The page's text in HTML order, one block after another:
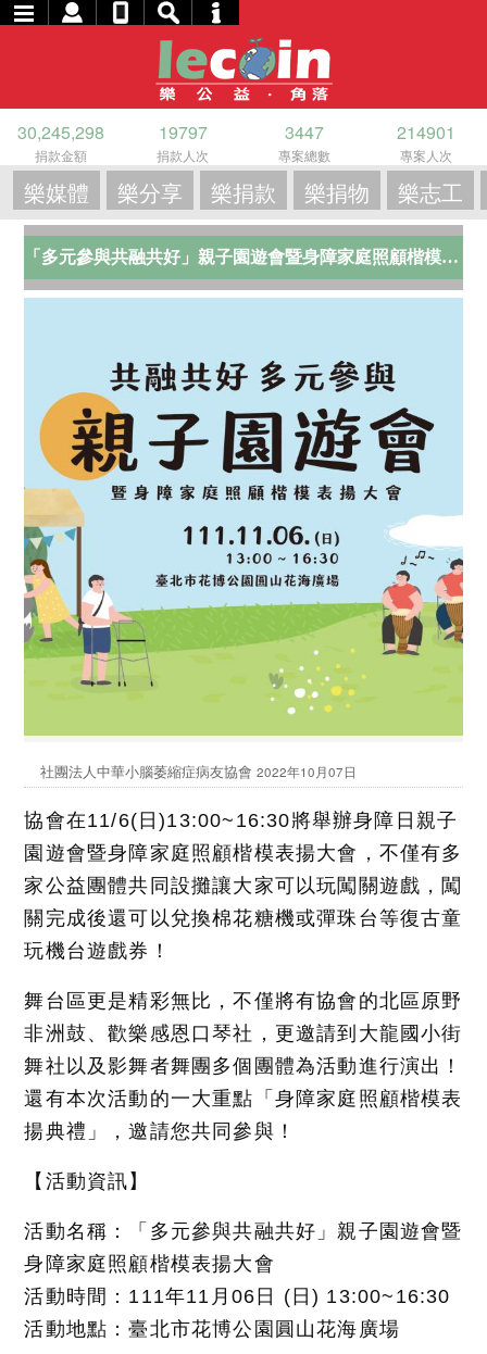
30,245,298
捐款金額
19797
捐款人次
3447
專案總數
214901
專案人次
樂媒體 樂分享 樂捐款 樂捐物 樂志工
「多元參與共融共好」親子園遊會暨身障家庭照顧楷模表揚大會活動
社團法人中華小腦萎縮症病友協會2022年10月07日
協會在11/6(日)13:00~16:30將舉辦身障日親子
園遊會暨身障家庭照顧楷模表揚大會，不僅有多
家公益團體共同設攤讓大家可以玩闖關遊戲，闖
關完成後還可以兌換棉花糖機或彈珠台等復古童
玩機台遊戲券！
舞台區更是精彩無比，不僅將有協會的北區原野
非洲鼓、歡樂感恩口琴社，更邀請到大龍國小街
舞社以及影舞者舞團多個團體為活動進行演出！
還有本次活動的一大重點「身障家庭照顧楷模表
揚典禮」，邀請您共同參與！
【活動資訊】
活動名稱：「多元參與共融共好」親子園遊會暨
身障家庭照顧楷模表揚大會
活動時間：111年11月06日 (日) 13:00~16:30
活動地點：臺北市花博公園圓山花海廣場